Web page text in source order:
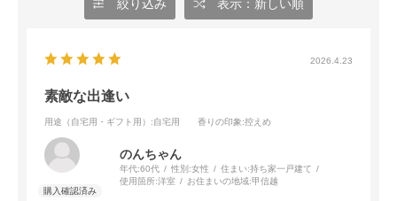
絞り込み 表示：新しい順
2026.4.23
素敵な出逢い
用途（自宅用・ギフト用） :自宅用 香りの印象:控えめ
のんちゃん
年代:60代 性別:女性 住まい:持ち家一戸建て
使用箇所:洋室 お住まいの地域:甲信越